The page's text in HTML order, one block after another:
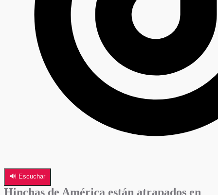
🔊 Escuchar
Hinchas de América están atrapados en